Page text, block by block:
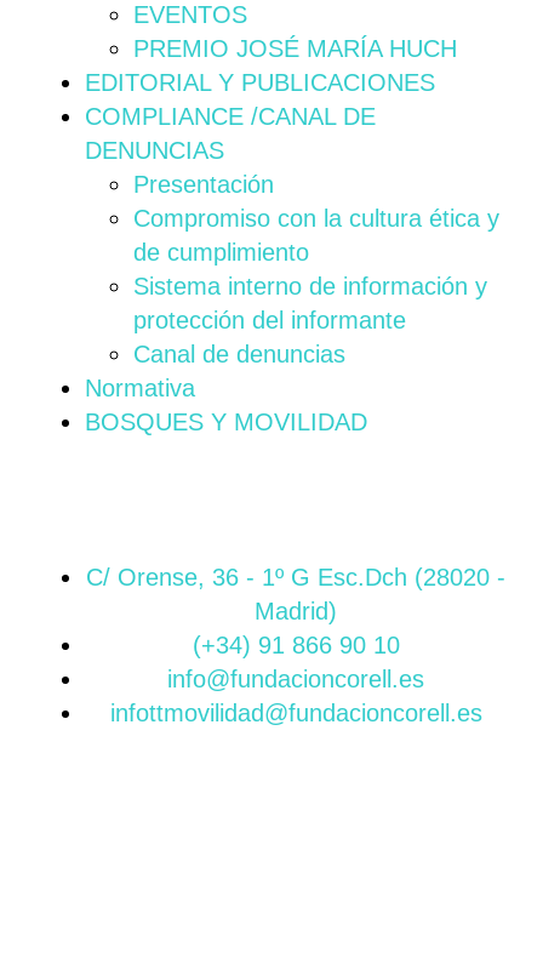
EVENTOS
PREMIO JOSÉ MARÍA HUCH
EDITORIAL Y PUBLICACIONES
COMPLIANCE /CANAL DE
DENUNCIAS
Presentación
Compromiso con la cultura ética y
de cumplimiento
Sistema interno de información y
protección del informante
Canal de denuncias
Normativa
BOSQUES Y MOVILIDAD
C/ Orense, 36 - 1º G Esc.Dch (28020 -
Madrid)
(+34) 91 866 90 10
info@fundacioncorell.es
infottmovilidad@fundacioncorell.es